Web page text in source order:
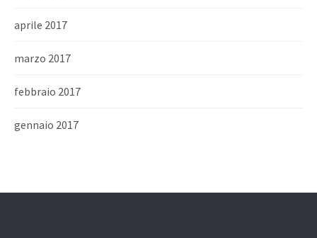
aprile 2017
marzo 2017
febbraio 2017
gennaio 2017